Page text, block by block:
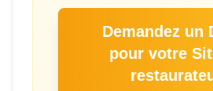
Demandez un
pour votre